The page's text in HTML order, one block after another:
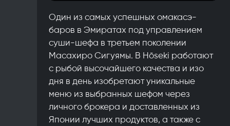
Один из самых успешных омакасэ-
баров в Эмиратах под управлением
суши-шефа в третьем поколении
Масахиро Сигуямы. В Hōseki работают
с рыбой высочайшего качества и изо
дня в день изобретают уникальные
меню из выбранных шефом через
личного брокера и доставленных из
Японии лучших продуктов, а также с